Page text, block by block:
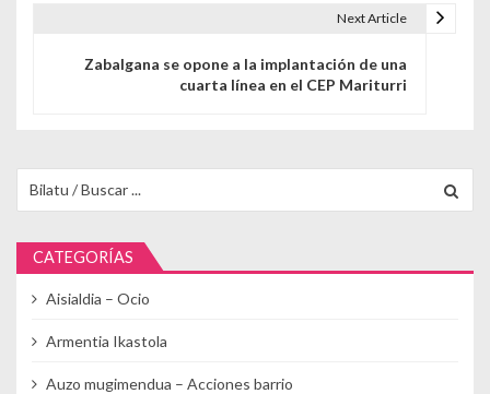
Next Article
Zabalgana se opone a la implantación de una
cuarta línea en el CEP Mariturri
CATEGORÍAS
Aisialdia – Ocio
Armentia Ikastola
Auzo mugimendua – Acciones barrio